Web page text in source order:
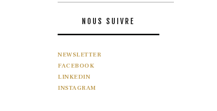
NOUS SUIVRE
NEWSLETTER
FACEBOOK
LINKEDIN
INSTAGRAM